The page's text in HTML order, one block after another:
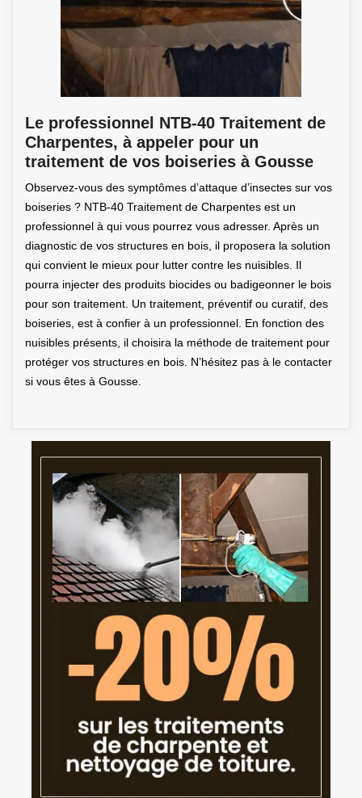
Le professionnel NTB-40 Traitement de
Charpentes, à appeler pour un
traitement de vos boiseries à Gousse
Observez-vous des symptômes d’attaque d’insectes sur vos
boiseries ? NTB-40 Traitement de Charpentes est un
professionnel à qui vous pourrez vous adresser. Après un
diagnostic de vos structures en bois, il proposera la solution
qui convient le mieux pour lutter contre les nuisibles. Il
pourra injecter des produits biocides ou badigeonner le bois
pour son traitement. Un traitement, préventif ou curatif, des
boiseries, est à confier à un professionnel. En fonction des
nuisibles présents, il choisira la méthode de traitement pour
protéger vos structures en bois. N’hésitez pas à le contacter
si vous êtes à Gousse.